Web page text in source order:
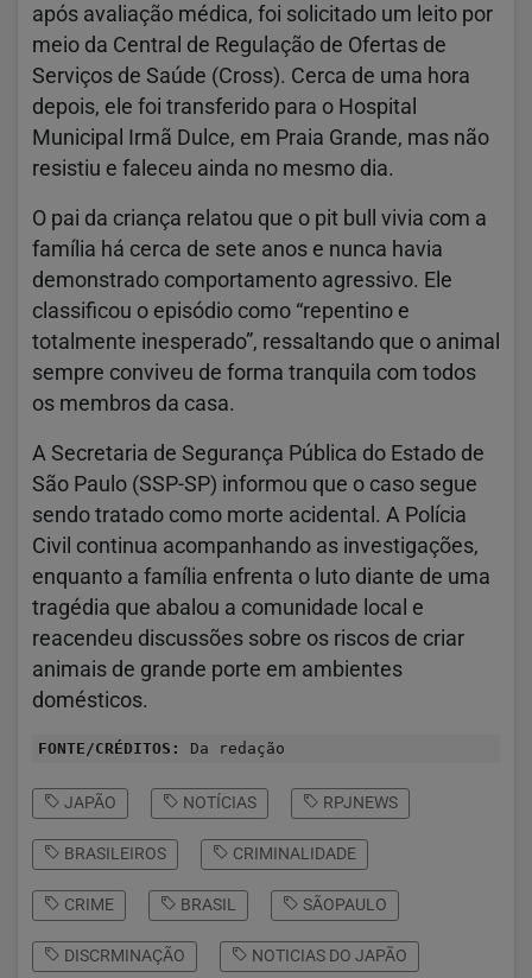
após avaliação médica, foi solicitado um leito por
meio da Central de Regulação de Ofertas de
Serviços de Saúde (Cross). Cerca de uma hora
depois, ele foi transferido para o Hospital
Municipal Irmã Dulce, em Praia Grande, mas não
resistiu e faleceu ainda no mesmo dia.
O pai da criança relatou que o pit bull vivia com a
família há cerca de sete anos e nunca havia
demonstrado comportamento agressivo. Ele
classificou o episódio como “repentino e
totalmente inesperado”, ressaltando que o animal
sempre conviveu de forma tranquila com todos
os membros da casa.
A Secretaria de Segurança Pública do Estado de
São Paulo (SSP-SP) informou que o caso segue
sendo tratado como morte acidental. A Polícia
Civil continua acompanhando as investigações,
enquanto a família enfrenta o luto diante de uma
tragédia que abalou a comunidade local e
reacendeu discussões sobre os riscos de criar
animais de grande porte em ambientes
domésticos.
FONTE/CRÉDITOS: Da redação
JAPÃO NOTÍCIAS RPJNEWS
BRASILEIROS CRIMINALIDADE
CRIME BRASIL SÃOPAULO
DISCRMINAÇÃO NOTICIAS DO JAPÃO